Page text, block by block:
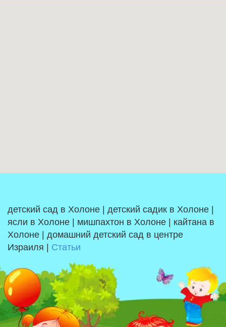
детский сад в Холоне | детский садик в Холоне |
ясли в Холоне | мишпахтон в Холоне | кайтана в
Холоне | домашний детский сад в центре
Израиля | Статьи